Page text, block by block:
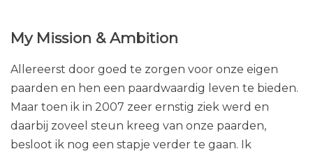
My Mission & Ambition
Allereerst door goed te zorgen voor onze eigen
paarden en hen een paardwaardig leven te bieden.
Maar toen ik in 2007 zeer ernstig ziek werd en
daarbij zoveel steun kreeg van onze paarden,
besloot ik nog een stapje verder te gaan. Ik